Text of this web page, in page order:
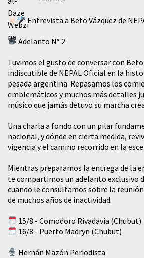
Entrevista a Beto Vázquez de
Adelanto N° 2
Tuvimos el gusto de conversar con
indiscutible de NEPAL Oficial en la
pesada argentina. Repasamos los
emblemáticos y muchos más detalles
músico que jamás detuvo su marcha
​Una charla a fondo con un pilar
nacional, y dónde en cierta medida,
vigencia y el camino recorrido en la
Mientras preparamos la entrega de la
te compartimos un adelanto exclusivo
cuando le consultamos sobre la
de muchos años de inactividad.
15/8 - Comodoro Rivadavia (Chubut)
16/8 - Puerto Madryn (Chubut)
Hernán Mazón Periodista